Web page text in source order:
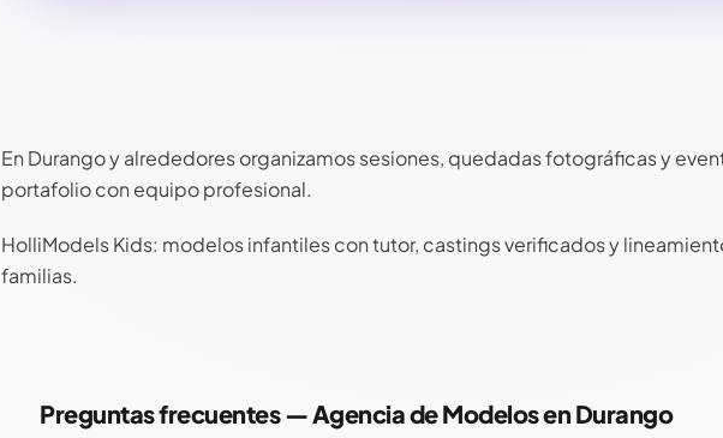
En Durango y alrededores organizamos sesiones, quedadas fotográficas y
portafolio con equipo profesional.
HolliModels Kids: modelos infantiles con tutor, castings verificados y
familias.
Preguntas frecuentes — Agencia de Modelos en Durango